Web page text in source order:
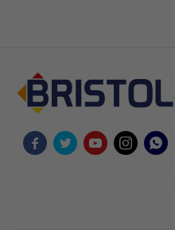
    